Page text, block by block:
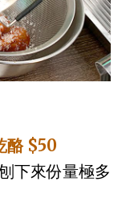
酪 $50
下來份量極多